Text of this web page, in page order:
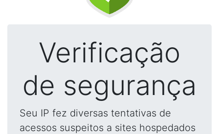
Verificação
de segurança
Seu IP fez diversas tentativas de
acessos suspeitos a sites hospedados